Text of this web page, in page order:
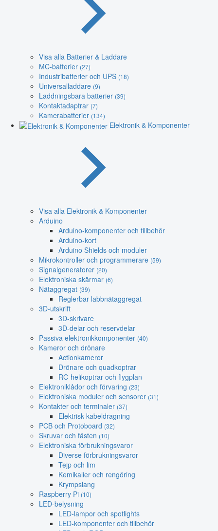
Visa alla Batterier & Laddare
MC-batterier (27)
Industribatterier och UPS (18)
Universalladdare (9)
Laddningsbara batterier (39)
Kontaktadaptrar (7)
Kamerabatterier (134)
Elektronik & Komponenter
Visa alla Elektronik & Komponenter
Arduino
Arduino-komponenter och tillbehör
Arduino-kort
Arduino Shields och moduler
Mikrokontroller och programmerare (59)
Signalgeneratorer (20)
Elektroniska skärmar (6)
Nätaggregat (39)
Reglerbar labbnätaggregat
3D-utskrift
3D-skrivare
3D-delar och reservdelar
Passiva elektronikkomponenter (40)
Kameror och drönare
Actionkameror
Drönare och quadkoptrar
RC-helikoptrar och flygplan
Elektroniklådor och förvaring (23)
Elektroniska moduler och sensorer (31)
Kontakter och terminaler (37)
Elektrisk kabeldragning
PCB och Protoboard (32)
Skruvar och fästen (10)
Elektroniska förbrukningsvaror
Diverse förbrukningsvaror
Tejp och lim
Kemikalier och rengöring
Krympslang
Raspberry Pi (10)
LED-belysning
LED-lampor och spotlights
LED-komponenter och tillbehör